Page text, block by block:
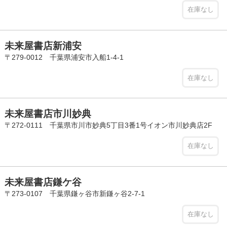
在庫なし
未来屋書店新浦安
〒279-0012 千葉県浦安市入船1-4-1
在庫なし
未来屋書店市川妙典
〒272-0111 千葉県市川市妙典5丁目3番1号イオン市川妙典店2F
在庫なし
未来屋書店鎌ケ谷
〒273-0107 千葉県鎌ヶ谷市新鎌ヶ谷2-7-1
在庫なし